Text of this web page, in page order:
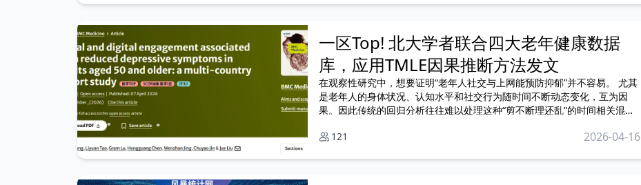
一区Top! 北大学者联合四大老年健康数据
库，应用TMLE因果推断方法发文
在观察性研究中，想要证明“老年人社交与上网能预防抑郁”并不容易。 尤其
是老年人的身体状况、认知水平和社交行为随时间不断动态变化，互为因
果。因此传统的回归分析往往难以处理这种“剪不断理还乱”的时间相关混
121
2026-04-16